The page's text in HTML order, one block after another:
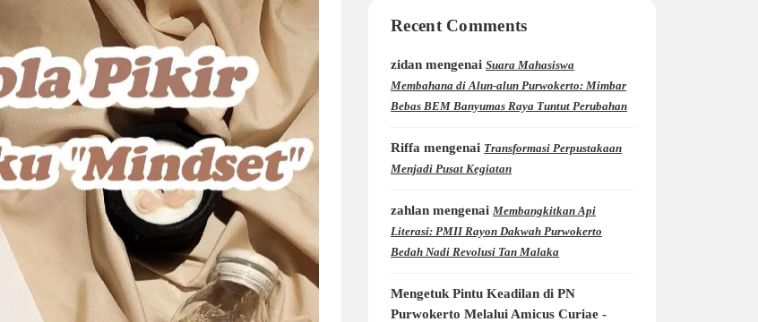
Recent Comments
zidan mengenaiSuara Mahasiswa
Membahana di Alun-alun Purwokerto: Mimbar
Bebas BEM Banyumas Raya Tuntut Perubahan
Riffa mengenai Transformasi Perpustakaan
Menjadi Pusat Kegiatan
zahlan mengenai Membangkitkan Api
Literasi: PMII Rayon Dakwah Purwokerto
Bedah Nadi Revolusi Tan Malaka
Mengetuk Pintu Keadilan di PN
Purwokerto Melalui Amicus Curiae -